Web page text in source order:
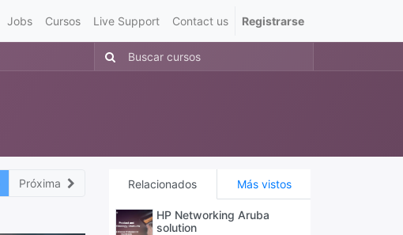
Jobs Cursos Live Support Contact us Registrarse
Relacionados Más vistos
HP Networking Aruba
solution
Próxima